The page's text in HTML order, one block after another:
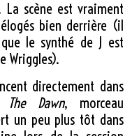
La scène est vraiment
bien derrière (il
le synthé de J est
Wriggles).
directement dans
The Dawn, morceau
un peu plus tôt dans